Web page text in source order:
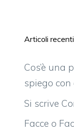
Articoli recenti
Cos’è una
spiego con
Si scrive
Facce o